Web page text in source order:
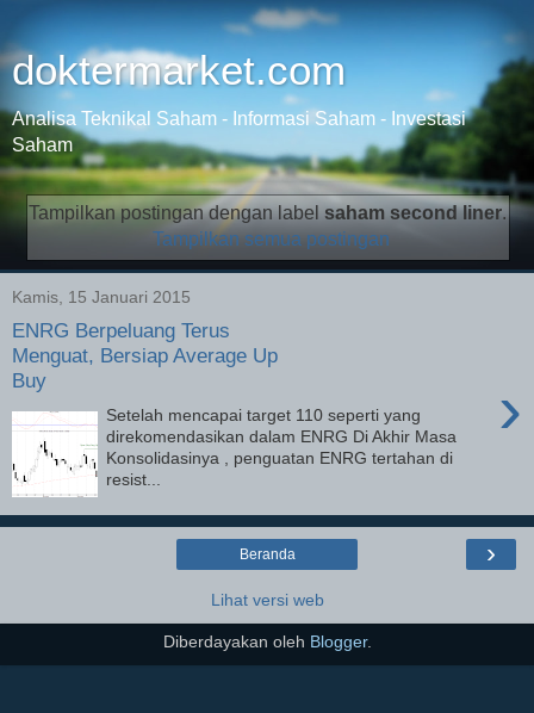
doktermarket.com
Analisa Teknikal Saham - Informasi Saham - Investasi
Saham
Tampilkan postingan dengan label saham second liner.
Tampilkan semua postingan
Kamis, 15 Januari 2015
ENRG Berpeluang Terus
Menguat, Bersiap Average Up
Buy
›
Setelah mencapai target 110 seperti yang
direkomendasikan dalam ENRG Di Akhir Masa
Konsolidasinya , penguatan ENRG tertahan di
resist...
›
Beranda
Lihat versi web
Diberdayakan oleh Blogger.